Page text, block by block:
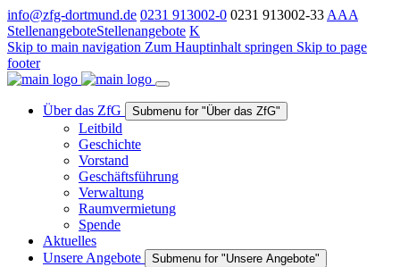
info@zfg-dortmund.de 0231 913002-0 0231 913002-33 AAA
StellenangeboteStellenangebote K
Skip to main navigation Zum Hauptinhalt springen Skip to page
footer
Über das ZfG Submenu for "Über das ZfG"
Leitbild
Geschichte
Vorstand
Geschäftsführung
Verwaltung
Raumvermietung
Spende
Aktuelles
Unsere Angebote
Submenu for "Unsere Angebote"